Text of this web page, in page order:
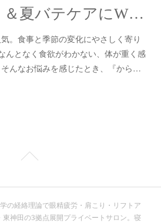
食事サポート＆夏バテケアにWでうれしい漢方茶
。食事と季節の変化にやさしく寄り
んとなく食欲がわかない、体が重く感
んなお悩みを感じたとき、『から…
の経絡理論で眼精疲労・肩こり・リフトア
東神田の3拠点展開プライベートサロン。寝